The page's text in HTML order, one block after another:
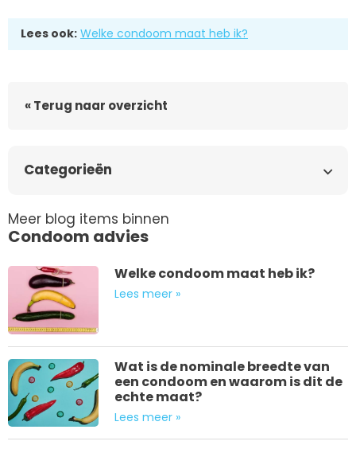
Lees ook: Welke condoom maat heb ik?
« Terug naar overzicht
Categorieën
Meer blog items binnen
Condoom advies
Welke condoom maat heb ik?
Lees meer »
Wat is de nominale breedte van
een condoom en waarom is dit de
echte maat?
Lees meer »